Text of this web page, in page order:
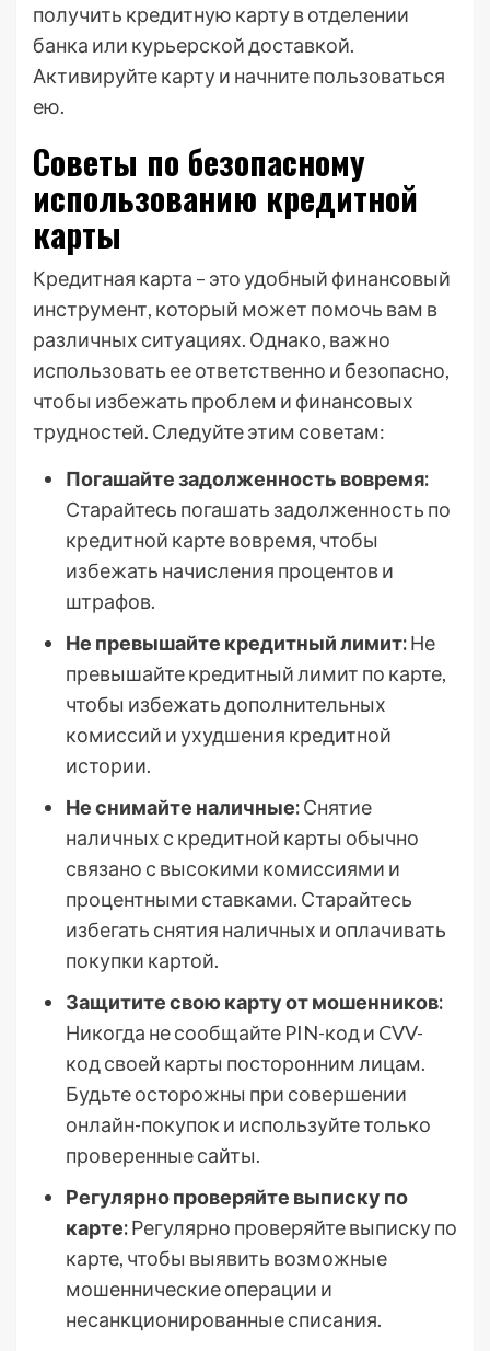
получить кредитную карту в отделении
банка или курьерской доставкой.
Активируйте карту и начните пользоваться
ею.
Советы по безопасному
использованию кредитной
карты
Кредитная карта – это удобный финансовый
инструмент, который может помочь вам в
различных ситуациях. Однако, важно
использовать ее ответственно и безопасно,
чтобы избежать проблем и финансовых
трудностей. Следуйте этим советам:
Погашайте задолженность вовремя:
Старайтесь погашать задолженность по
кредитной карте вовремя, чтобы
избежать начисления процентов и
штрафов.
Не превышайте кредитный лимит:Не
превышайте кредитный лимит по карте,
чтобы избежать дополнительных
комиссий и ухудшения кредитной
истории.
Не снимайте наличные:Снятие
наличных с кредитной карты обычно
связано с высокими комиссиями и
процентными ставками. Старайтесь
избегать снятия наличных и оплачивать
покупки картой.
Защитите свою карту от мошенников:
Никогда не сообщайте PIN-код и CVV-
код своей карты посторонним лицам.
Будьте осторожны при совершении
онлайн-покупок и используйте только
проверенные сайты.
Регулярно проверяйте выписку по
карте:Регулярно проверяйте выписку по
карте, чтобы выявить возможные
мошеннические операции и
несанкционированные списания.